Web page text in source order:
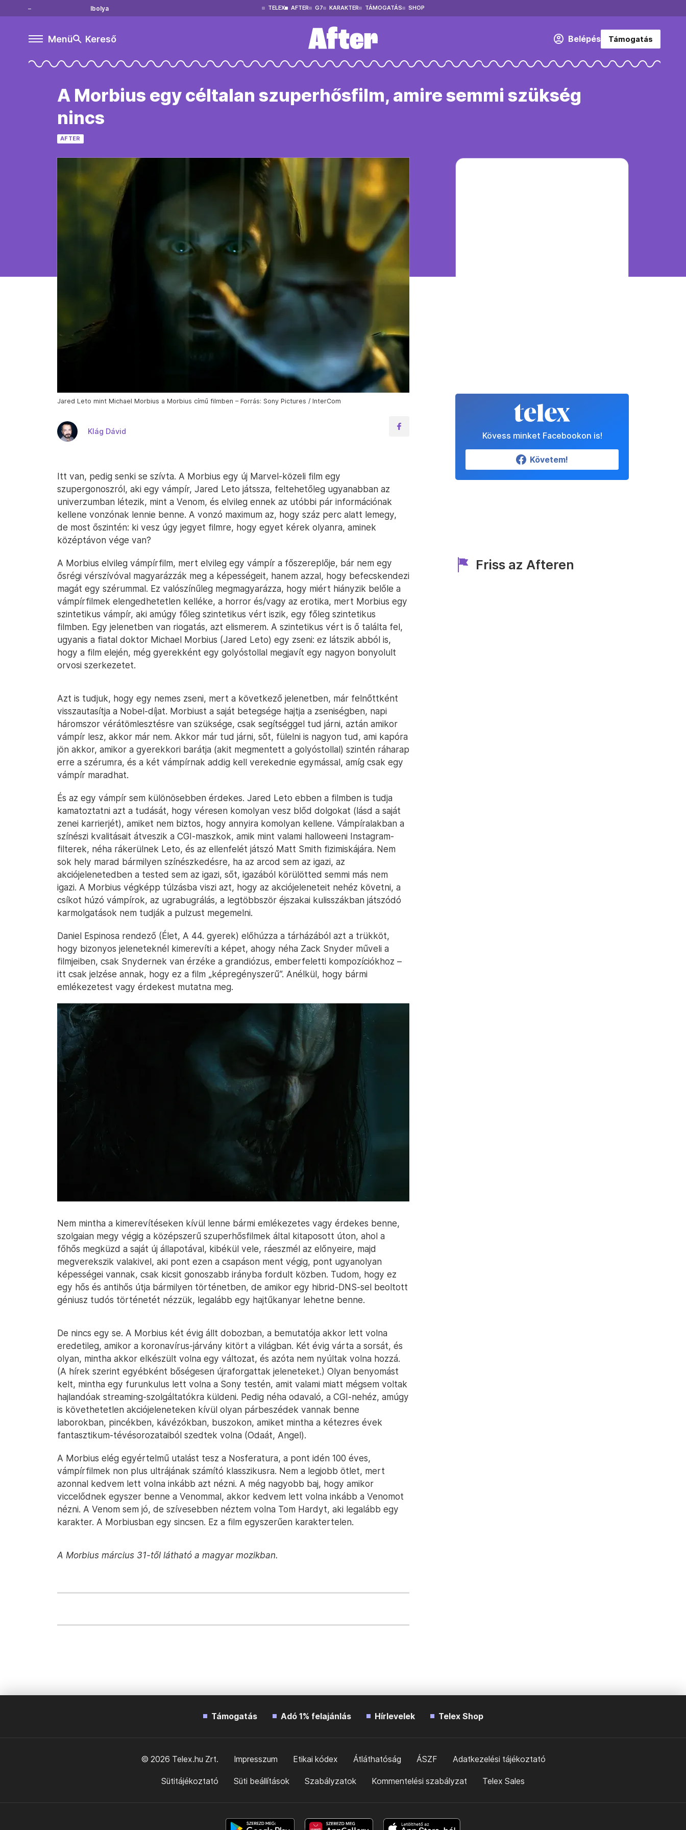
Ibolya TELEX AFTER G7 KARAKTER TÁMOGATÁS SHOP
Menü Kereső Belépés Támogatás
A Morbius egy céltalan szuperhősfilm, amire semmi szükség
nincs
AFTER
Jared Leto mint Michael Morbius a Morbius című filmben – Forrás: Sony Pictures / InterCom
Klág Dávid
Itt van, pedig senki se szívta. A Morbius egy új Marvel-közeli film egy
szupergonoszról, aki egy vámpír, Jared Leto játssza, feltehetőleg ugyanabban az
univerzumban létezik, mint a Venom, és elvileg ennek az utóbbi pár információnak
kellene vonzónak lennie benne. A vonzó maximum az, hogy száz perc alatt lemegy,
de most őszintén: ki vesz úgy jegyet filmre, hogy egyet kérek olyanra, aminek
középtávon vége van?
A Morbius elvileg vámpírfilm, mert elvileg egy vámpír a főszereplője, bár nem egy
ősrégi vérszívóval magyarázzák meg a képességeit, hanem azzal, hogy befecskendezi
magát egy szérummal. Ez valószínűleg megmagyarázza, hogy miért hiányzik belőle a
vámpírfilmek elengedhetetlen kelléke, a horror és/vagy az erotika, mert Morbius egy
szintetikus vámpír, aki amúgy főleg szintetikus vért iszik, egy főleg szintetikus
filmben. Egy jelenetben van riogatás, azt elismerem. A szintetikus vért is ő találta fel,
ugyanis a fiatal doktor Michael Morbius (Jared Leto) egy zseni: ez látszik abból is,
hogy a film elején, még gyerekként egy golyóstollal megjavít egy nagyon bonyolult
orvosi szerkezetet.
Azt is tudjuk, hogy egy nemes zseni, mert a következő jelenetben, már felnőttként
visszautasítja a Nobel-díjat. Morbiust a saját betegsége hajtja a zseniségben, napi
háromszor vérátömlesztésre van szüksége, csak segítséggel tud járni, aztán amikor
vámpír lesz, akkor már nem. Akkor már tud járni, sőt, fülelni is nagyon tud, ami kapóra
jön akkor, amikor a gyerekkori barátja (akit megmentett a golyóstollal) szintén ráharap
erre a szérumra, és a két vámpírnak addig kell verekednie egymással, amíg csak egy
vámpír maradhat.
És az egy vámpír sem különösebben érdekes. Jared Leto ebben a filmben is tudja
kamatoztatni azt a tudását, hogy véresen komolyan vesz blőd dolgokat (lásd a saját
zenei karrierjét), amiket nem biztos, hogy annyira komolyan kellene. Vámpíralakban a
színészi kvalitásait átveszik a CGI-maszkok, amik mint valami halloweeni Instagram-
filterek, néha rákerülnek Leto, és az ellenfelét játszó Matt Smith fizimiskájára. Nem
sok hely marad bármilyen színészkedésre, ha az arcod sem az igazi, az
akciójelenetedben a tested sem az igazi, sőt, igazából körülötted semmi más nem
igazi. A Morbius végképp túlzásba viszi azt, hogy az akciójeleneteit nehéz követni, a
csíkot húzó vámpírok, az ugrabugrálás, a legtöbbször éjszakai kulisszákban játszódó
karmolgatások nem tudják a pulzust megemelni.
Daniel Espinosa rendező (Élet, A 44. gyerek) előhúzza a tárházából azt a trükköt,
hogy bizonyos jeleneteknél kimerevíti a képet, ahogy néha Zack Snyder műveli a
filmjeiben, csak Snydernek van érzéke a grandiózus, emberfeletti kompozíciókhoz –
itt csak jelzése annak, hogy ez a film „képregényszerű”. Anélkül, hogy bármi
emlékezetest vagy érdekest mutatna meg.
Nem mintha a kimerevítéseken kívül lenne bármi emlékezetes vagy érdekes benne,
szolgaian megy végig a középszerű szuperhősfilmek által kitaposott úton, ahol a
főhős megküzd a saját új állapotával, kibékül vele, ráeszmél az előnyeire, majd
megverekszik valakivel, aki pont ezen a csapáson ment végig, pont ugyanolyan
képességei vannak, csak kicsit gonoszabb irányba fordult közben. Tudom, hogy ez
egy hős és antihős útja bármilyen történetben, de amikor egy hibrid-DNS-sel beoltott
géniusz tudós történetét nézzük, legalább egy hajtűkanyar lehetne benne.
De nincs egy se. A Morbius két évig állt dobozban, a bemutatója akkor lett volna
eredetileg, amikor a koronavírus-járvány kitört a világban. Két évig várta a sorsát, és
olyan, mintha akkor elkészült volna egy változat, és azóta nem nyúltak volna hozzá.
(A hírek szerint egyébként bőségesen újraforgattak jeleneteket.) Olyan benyomást
kelt, mintha egy furunkulus lett volna a Sony testén, amit valami miatt mégsem voltak
hajlandóak streaming-szolgáltatókra küldeni. Pedig néha odavaló, a CGI-nehéz, amúgy
is követhetetlen akciójeleneteken kívül olyan párbeszédek vannak benne
laborokban, pincékben, kávézókban, buszokon, amiket mintha a kétezres évek
fantasztikum-tévésorozataiból szedtek volna (Odaát, Angel).
A Morbius elég egyértelmű utalást tesz a Nosferatura, a pont idén 100 éves,
vámpírfilmek non plus ultrájának számító klasszikusra. Nem a legjobb ötlet, mert
azonnal kedvem lett volna inkább azt nézni. A még nagyobb baj, hogy amikor
viccelődnek egyszer benne a Venommal, akkor kedvem lett volna inkább a Venomot
nézni. A Venom sem jó, de szívesebben néztem volna Tom Hardyt, aki legalább egy
karakter. A Morbiusban egy sincsen. Ez a film egyszerűen karaktertelen.
A Morbius március 31-től látható a magyar mozikban.
Kövess minket Facebookon is!
Követem!
Friss az Afteren
Támogatás Adó 1% felajánlás Hírlevelek Telex Shop
© 2026 Telex.hu Zrt. Impresszum Etikai kódex Átláthatóság ÁSZF Adatkezelési tájékoztató
Sütitájékoztató Süti beállítások Szabályzatok Kommentelési szabályzat Telex Sales